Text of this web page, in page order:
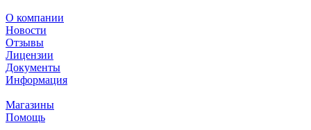
О компании
Новости
Отзывы
Лицензии
Документы
Информация
Магазины
Помощь